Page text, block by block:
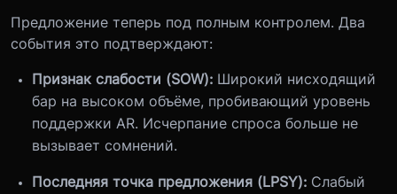
Предложение теперь под полным контролем. Два
события это подтверждают:
Признак слабости (SOW): Широкий нисходящий
бар на высоком объёме, пробивающий уровень
поддержки AR. Исчерпание спроса больше не
вызывает сомнений.
Последняя точка предложения (LPSY): Слабый